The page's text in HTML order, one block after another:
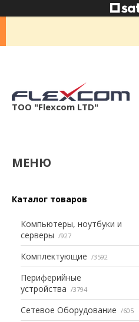
ТОО "Flexcom LTD"
Каталог товаров
Компьютеры, ноутбуки и
серверы
927
Комплектующие 3592
Периферийные
устройства
3794
Сетевое Оборудование 605